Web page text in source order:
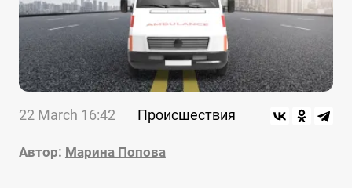
22 March 16:42 Происшествия
Автор: Марина Попова